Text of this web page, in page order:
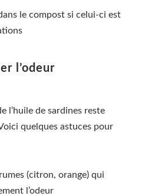
le compost si celui-ci est
l’odeur
l’huile de sardines reste
quelques astuces pour
(citron, orange) qui
l’odeur